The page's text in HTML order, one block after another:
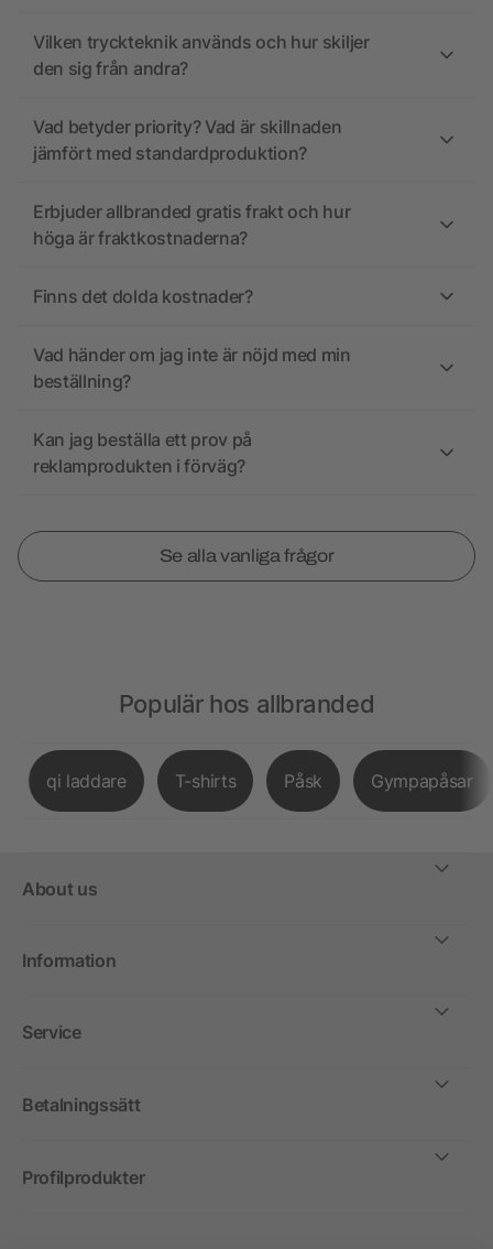
Vilken tryckteknik används och hur skiljer
den sig från andra?
Vad betyder priority? Vad är skillnaden
jämfört med standardproduktion?
Erbjuder allbranded gratis frakt och hur
höga är fraktkostnaderna?
Finns det dolda kostnader?
Vad händer om jag inte är nöjd med min
beställning?
Kan jag beställa ett prov på
reklamprodukten i förväg?
Se alla vanliga frågor
Populär hos allbranded
qi laddare T-shirts Påsk Gympapåsar
About us
Information
Service
Betalningssätt
Profilprodukter